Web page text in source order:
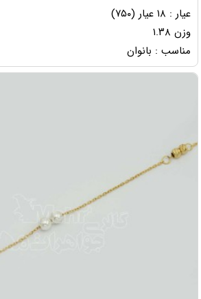
عیار : ۱۸ عیار (۷۵۰)
وزن ۱.۳۸
مناسب : بانوان